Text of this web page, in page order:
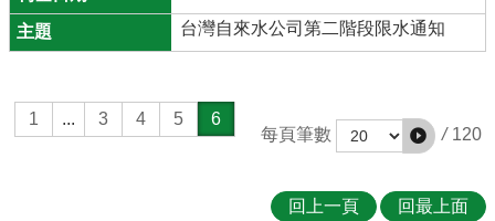
台灣自來水公司第二階段限水通知
1 ... 3 4 5
6
每頁筆數
/ 120
回上一頁 回最上面